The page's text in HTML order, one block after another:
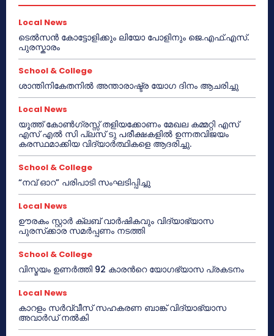
Local News
ടെൽസൻ കോട്ടോളിക്കും ലിയോ പോളിനും ജെ.എഫ്.എസ്.
പുരസ്കാരം
School & College
ശാന്തിനികേതനിൽ അന്താരാഷ്ട്ര യോഗ ദിനം ആചരിച്ചു
Local News
യൂത്ത് കോൺഗ്രസ്സ് തളിയക്കോണം മേഖല കമ്മറ്റി എസ്
എസ് എൽ സി പ്ലസ് ടു പരീക്ഷകളിൽ ഉന്നതവിജയം
കരസ്ഥമാക്കിയ വിദ്യാർത്ഥികളെ ആദരിച്ചു.
School & College
“നവ് ഓറ” പരിപാടി സംഘടിപ്പിച്ചു
Local News
ഊരകം സ്റ്റാർ ക്ലബ് വാർഷികവും വിദ്യാഭ്യാസ
പുരസ്‌ക്കാര സമർപ്പണം നടത്തി
School & College
വിസ്മയം ഉണർത്തി 92 കാരൻറെ യോഗഭ്യാസ പ്രകടനം
Local News
കാറളം സർവ്വീസ് സഹകരണ ബാങ്ക് വിദ്യാഭ്യാസ
അവാർഡ് നൽകി